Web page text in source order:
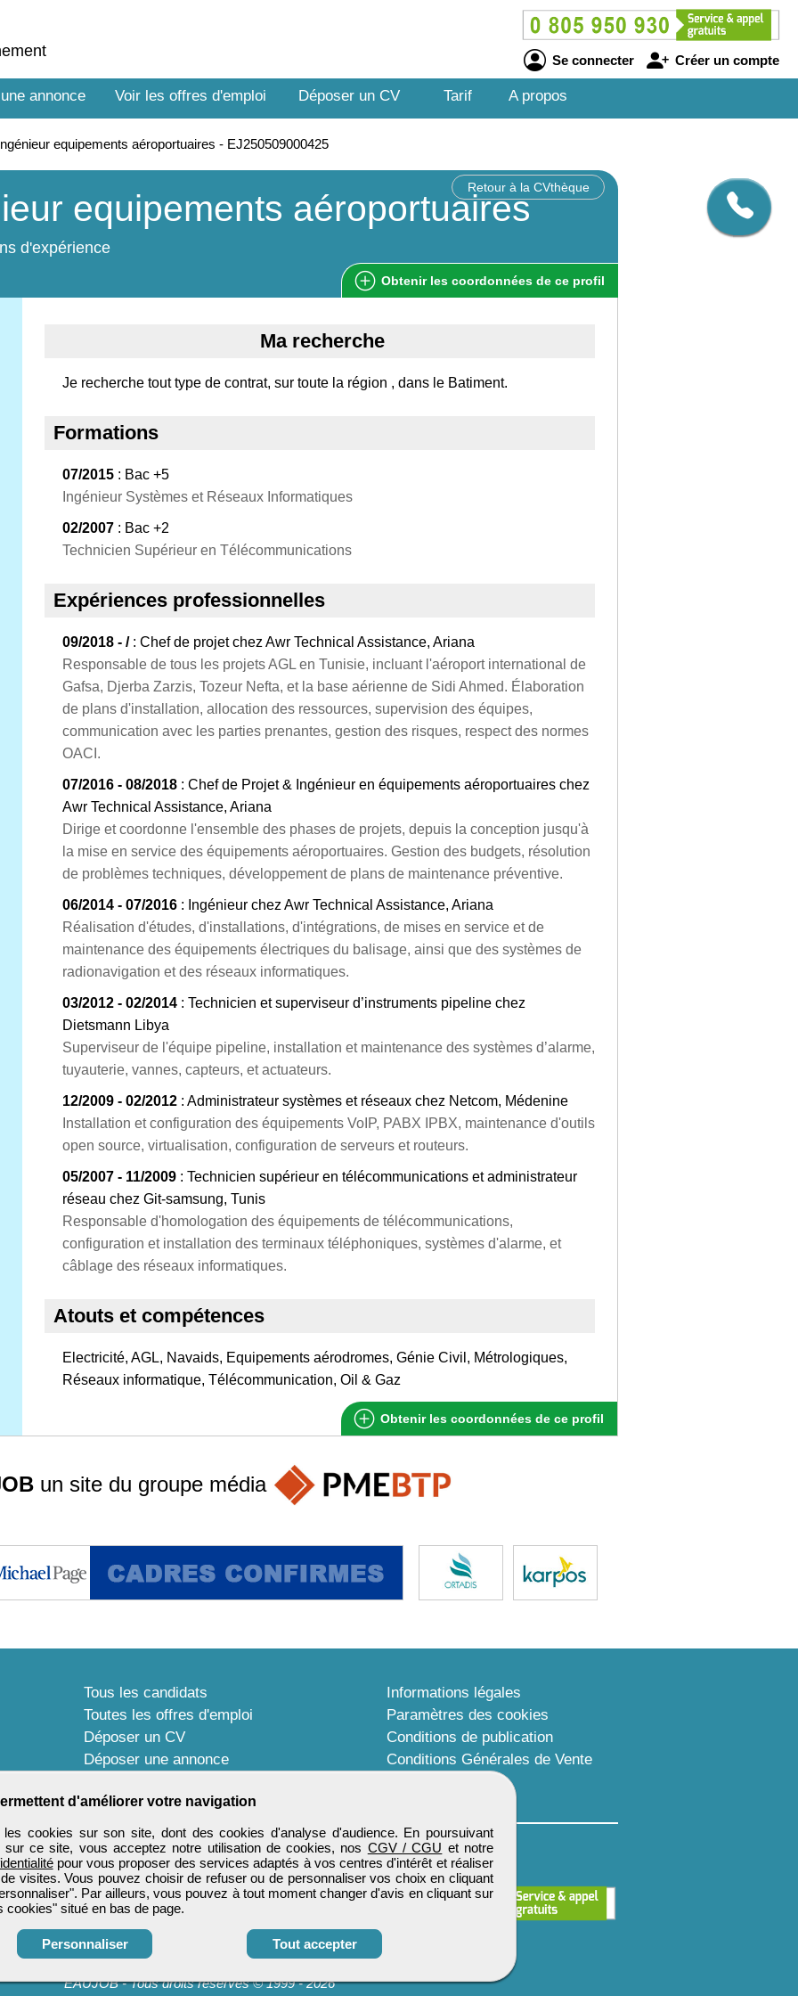
Se connecter Créer un compte
annonce Voir les offres d'emploi Déposer un CV Tarif A propos
equipements aéroportuaires - EJ250509000425
Retour à la CVthèque
equipements aéroportuaires
d'expérience
Obtenir les coordonnées de ce profil
Ma recherche
Je recherche tout type de contrat, sur toute la région , dans le Batiment.
Formations
07/2015 : Bac +5
Ingénieur Systèmes et Réseaux Informatiques
02/2007 : Bac +2
Technicien Supérieur en Télécommunications
Expériences professionnelles
09/2018 - /: Chef de projet chez Awr Technical Assistance, Ariana
Responsable de tous les projets AGL en Tunisie, incluant l'aéroport international de
Gafsa, Djerba Zarzis, Tozeur Nefta, et la base aérienne de Sidi Ahmed. Élaboration
de plans d'installation, allocation des ressources, supervision des équipes,
communication avec les parties prenantes, gestion des risques, respect des normes
OACI.
07/2016 - 08/2018 : Chef de Projet & Ingénieur en équipements aéroportuaires chez
Awr Technical Assistance, Ariana
Dirige et coordonne l'ensemble des phases de projets, depuis la conception jusqu'à
la mise en service des équipements aéroportuaires. Gestion des budgets, résolution
de problèmes techniques, développement de plans de maintenance préventive.
06/2014 - 07/2016 : Ingénieur chez Awr Technical Assistance, Ariana
Réalisation d'études, d'installations, d'intégrations, de mises en service et de
maintenance des équipements électriques du balisage, ainsi que des systèmes de
radionavigation et des réseaux informatiques.
03/2012 - 02/2014 : Technicien et superviseur d’instruments pipeline chez
Dietsmann Libya
Superviseur de l'équipe pipeline, installation et maintenance des systèmes d’alarme,
tuyauterie, vannes, capteurs, et actuateurs.
12/2009 - 02/2012 : Administrateur systèmes et réseaux chez Netcom, Médenine
Installation et configuration des équipements VoIP, PABX IPBX, maintenance d'outils
open source, virtualisation, configuration de serveurs et routeurs.
05/2007 - 11/2009 : Technicien supérieur en télécommunications et administrateur
réseau chez Git-samsung, Tunis
Responsable d'homologation des équipements de télécommunications,
configuration et installation des terminaux téléphoniques, systèmes d'alarme, et
câblage des réseaux informatiques.
Atouts et compétences
Electricité, AGL, Navaids, Equipements aérodromes, Génie Civil, Métrologiques,
Réseaux informatique, Télécommunication, Oil & Gaz
Obtenir les coordonnées de ce profil
d'améliorer votre navigation
cookies sur son site, dont des cookies d'analyse d'audience. En poursuivant
sur ce site, vous acceptez notre utilisation de cookies, nos CGV / CGU et notre
pour vous proposer des services adaptés à vos centres d'intérêt et réaliser
visites. Vous pouvez choisir de refuser ou de personnaliser vos choix en cliquant
Par ailleurs, vous pouvez à tout moment changer d'avis en cliquant sur
cookies" situé en bas de page.
Personnaliser Tout accepter
un site du groupe média
Tous les candidats
Toutes les offres d'emploi
Déposer un CV
Déposer une annonce
Informations légales
Paramètres des cookies
Conditions de publication
Conditions Générales de Vente
EAUJOB -Tous droits réservés © 1999 - 2026